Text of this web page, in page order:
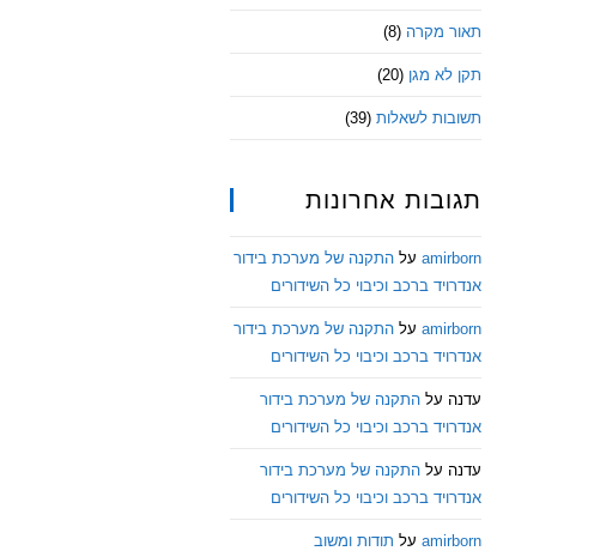
תאור מקרה (8)
תקן לא מגן (20)
תשובות לשאלות (39)
תגובות אחרונות
amirborn על התקנה של מערכת בידור
אנדרויד ברכב וכיבוי כל השידורים
amirborn על התקנה של מערכת בידור
אנדרויד ברכב וכיבוי כל השידורים
עדנה על התקנה של מערכת בידור
אנדרויד ברכב וכיבוי כל השידורים
עדנה על התקנה של מערכת בידור
אנדרויד ברכב וכיבוי כל השידורים
amirborn על תודות ומשוב